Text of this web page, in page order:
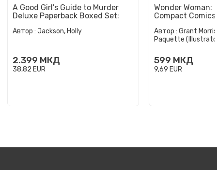
A Good Girl's Guide to Murder
Deluxe Paperback Boxed Set:
Автор : Jackson, Holly
2.399 МКД
38,82 EUR
Wonder Woman:
Compact
Автор : Grant
Paquette
599 МКД
9,69 EUR